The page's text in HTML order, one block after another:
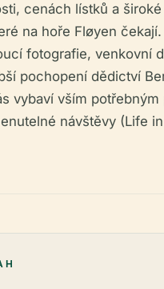
cenách lístků a
na hoře Fløyen
fotografie, venkovní
pochopení dědictví
vybaví vším potřebným
návštěvy (Life